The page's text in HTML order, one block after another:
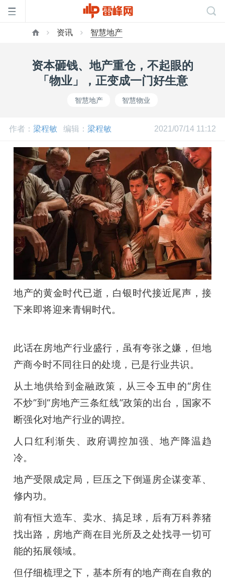
峰
网
公
开
课
活
中
GAIR
专
爱
搞
资讯 智慧地产
资本砸钱、地产重仓，不起眼的
「物业」，正变成一门好生意
智慧地产 智慧物业
作者： 梁程敏 编辑： 梁程敏 2021/07/14 11:12
地产的黄金时代已逝，白银时代接近尾声，接
下来即将迎来青铜时代。
此话在房地产行业盛行，虽有夸张之嫌，但地
产商今时不同往日的处境，已是行业共识。
从土地供给到金融政策，从三令五申的“房住
不炒”到“房地产三条红线”政策的出台，国家不
断强化对地产行业的调控。
人口红利渐失、政府调控加强、地产降温趋
冷。
地产受限成定局，巨压之下倒逼房企谋变革、
修内功。
前有恒大造车、卖水、搞足球，后有万科养猪
找出路，房地产商在目光所及之处找寻一切可
能的拓展领域。
但仔细梳理之下，基本所有的地产商在自救的